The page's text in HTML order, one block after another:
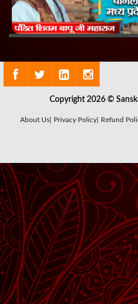
Copyright 2026 ©
About Us| Privacy Policy| Refund